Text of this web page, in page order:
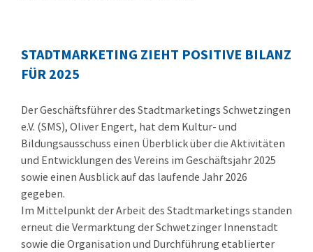
STADTMARKETING ZIEHT POSITIVE BILANZ
FÜR 2025
Der Geschäftsführer des Stadtmarketings Schwetzingen
e.V. (SMS), Oliver Engert, hat dem Kultur- und
Bildungsausschuss einen Überblick über die Aktivitäten
und Entwicklungen des Vereins im Geschäftsjahr 2025
sowie einen Ausblick auf das laufende Jahr 2026
gegeben.
Im Mittelpunkt der Arbeit des Stadtmarketings standen
erneut die Vermarktung der Schwetzinger Innenstadt
sowie die Organisation und Durchführung etablierter